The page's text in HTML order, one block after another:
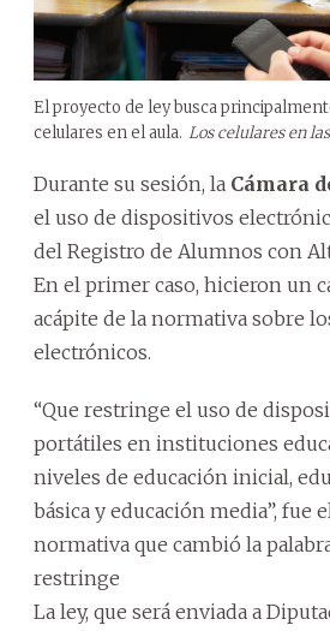
El proyecto de ley busca
celulares en el aula. Los celulares en
Durante su sesión, la Cámara
el uso de dispositivos
del Registro de Alumnos con
En el primer caso, hicieron un
acápite de la normativa sobre
electrónicos.
“Que restringe el uso de
portátiles en instituciones
niveles de educación inicial,
básica y educación media”, fue
normativa que cambió la
restringe
La ley, que será enviada a